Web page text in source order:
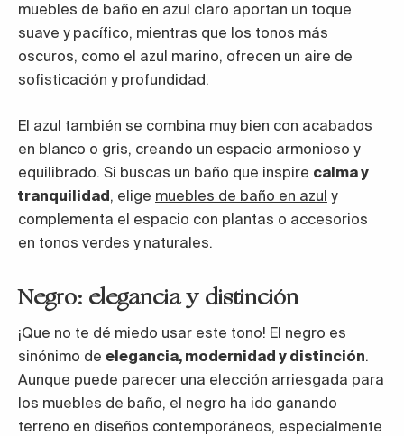
muebles de baño en azul claro aportan un toque
suave y pacífico, mientras que los tonos más
oscuros, como el azul marino, ofrecen un aire de
sofisticación y profundidad.
El azul también se combina muy bien con acabados
en blanco o gris, creando un espacio armonioso y
equilibrado. Si buscas un baño que inspire calma y
tranquilidad , elige muebles de baño en azul y
complementa el espacio con plantas o accesorios
en tonos verdes y naturales.
Negro: elegancia y distinción
¡Que no te dé miedo usar este tono! El negro es
sinónimo de elegancia, modernidad y distinción.
Aunque puede parecer una elección arriesgada para
los muebles de baño, el negro ha ido ganando
terreno en diseños contemporáneos, especialmente